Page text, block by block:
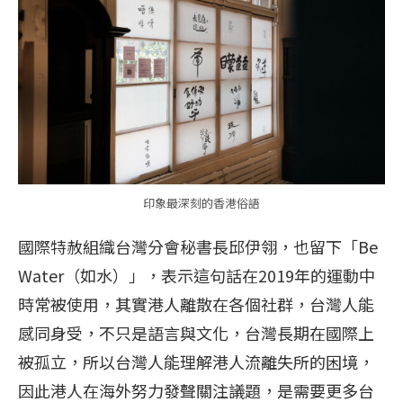
印象最深刻的香港俗語
國際特赦組織台灣分會秘書長邱伊翎，也留下「Be
Water（如水）」，表示這句話在2019年的運動中
時常被使用，其實港人離散在各個社群，台灣人能
感同身受，不只是語言與文化，台灣長期在國際上
被孤立，所以台灣人能理解港人流離失所的困境，
因此港人在海外努力發聲關注議題，是需要更多台